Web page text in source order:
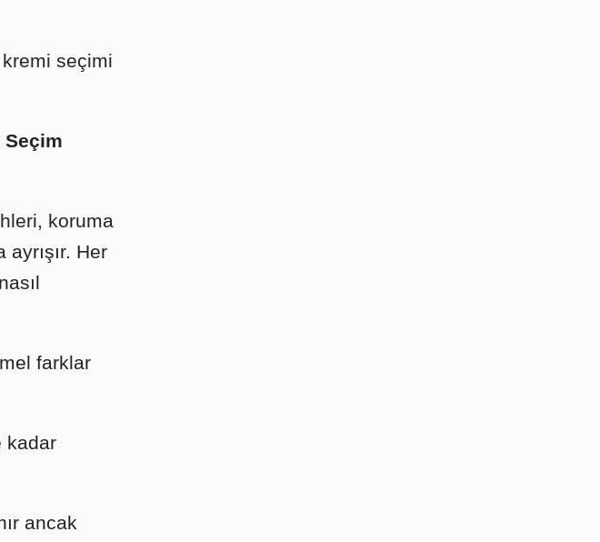
seçimi
Seçim
koruma
Her
farklar
kadar
ancak